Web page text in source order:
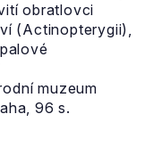
obratlovci
(Actinopterygii),
muzeum
96 s.